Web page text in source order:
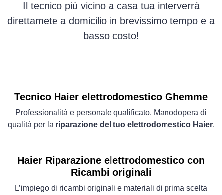
Il tecnico più vicino a casa tua interverrà
direttamete a domicilio in brevissimo tempo e a
basso costo!
Tecnico Haier elettrodomestico Ghemme
Professionalità e personale qualificato. Manodopera di
qualità per la riparazione del tuo elettrodomestico Haier.
Haier Riparazione elettrodomestico con
Ricambi originali
L’impiego di ricambi originali e materiali di prima scelta